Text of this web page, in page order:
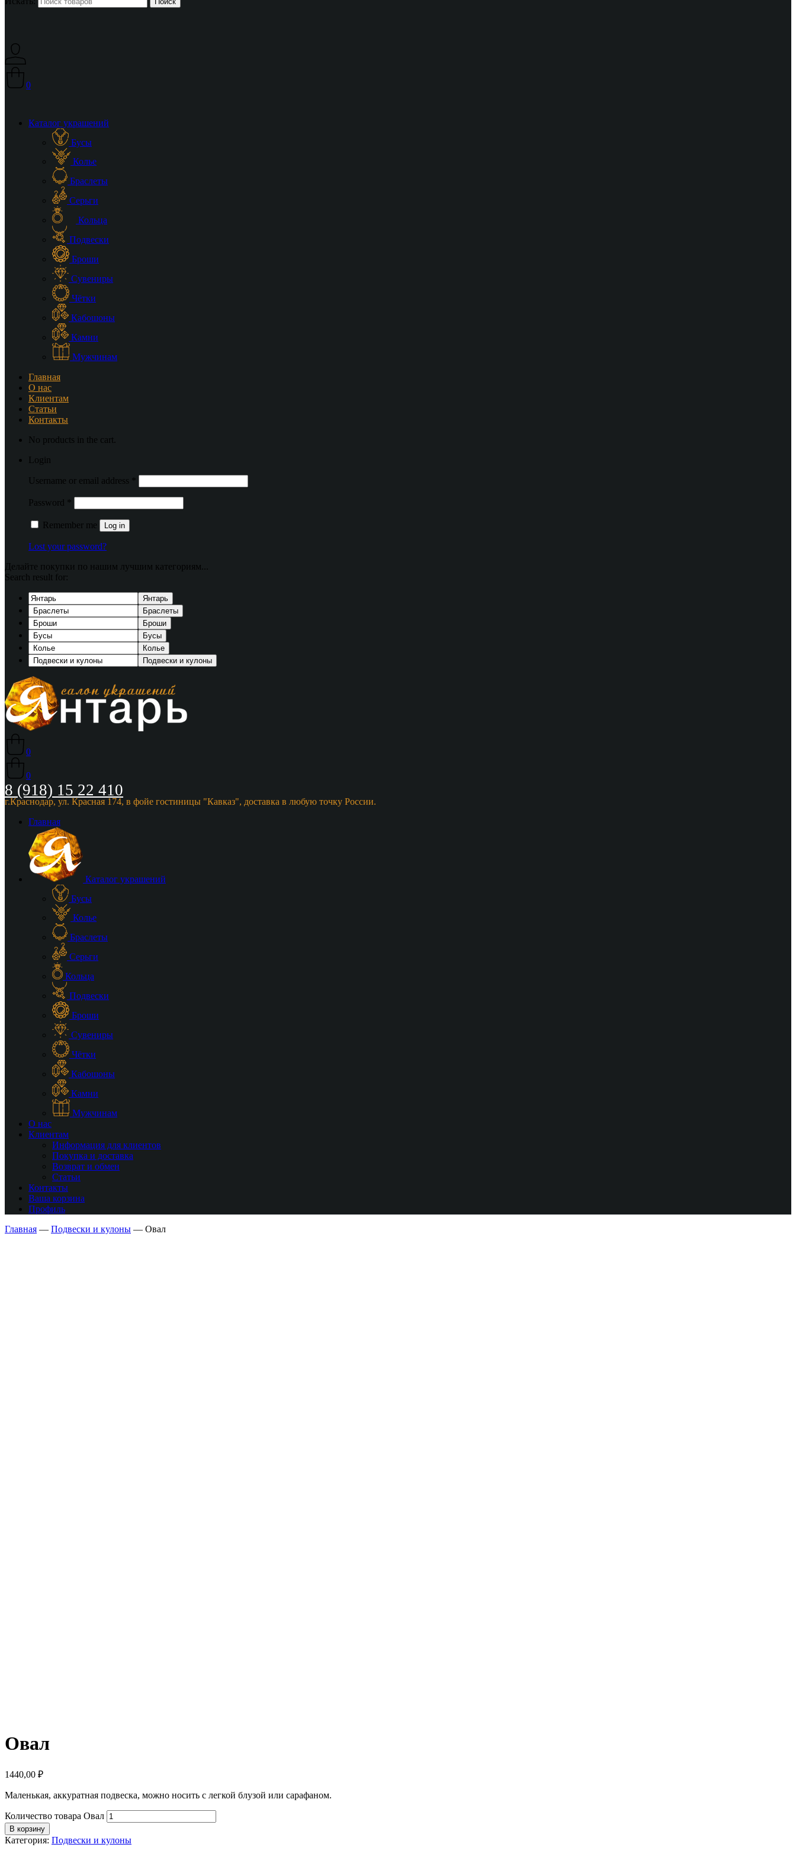
0
Каталог украшений
Бусы
Колье
Браслеты
Серьги
Кольца
Подвески
Броши
Сувениры
Чётки
Кабошоны
Камни
Мужчинам
Главная
О нас
Клиентам
Статьи
Контакты
No products in the cart.
Login
Username or email address
Password
Remember me Log in
Lost your password?
Делайте покупки по нашим лучшим категориям...
Search result for:
Янтарь
Браслеты
Броши
Бусы
Колье
Подвески и кулоны
0
0
8 (918) 15 22 410
г.Краснодар, ул. Красная 174, в фойе гостиницы "Кавказ", доставка в любую точку России.
Главная
Каталог украшений
Бусы
Колье
Браслеты
Серьги
Кольца
Подвески
Броши
Сувениры
Чётки
Кабошоны
Камни
Мужчинам
О нас
Клиентам
Информация для клиентов
Покупка и доставка
Возврат и обмен
Статьи
Контакты
Ваша корзина
Профиль
Главная — Подвески и кулоны — Овал
Овал
1440,00 ₽
Маленькая, аккуратная подвеска, можно носить с легкой блузой или сарафаном.
Количество товара Овал
В корзину
Категория: Подвески и кулоны